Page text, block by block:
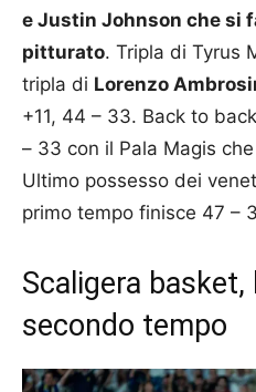
e Justin Johnson che si
pitturato. Tripla di Tyrus
tripla di Lorenzo
+11, 44 – 33. Back to
– 33 con il Pala Magis
Ultimo possesso dei
primo tempo finisce 47 –
Scaligera basket,
secondo tempo